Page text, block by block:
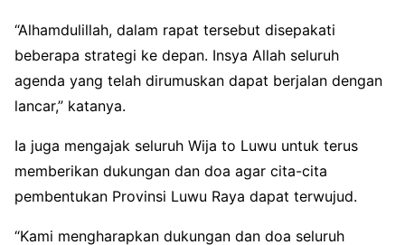
“Alhamdulillah, dalam rapat tersebut disepakati
beberapa strategi ke depan. Insya Allah seluruh
agenda yang telah dirumuskan dapat berjalan dengan
lancar,” katanya.
Ia juga mengajak seluruh Wija to Luwu untuk terus
memberikan dukungan dan doa agar cita-cita
pembentukan Provinsi Luwu Raya dapat terwujud.
“Kami mengharapkan dukungan dan doa seluruh